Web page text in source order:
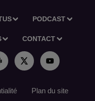
PODCAST
CONTACT
Plan du site